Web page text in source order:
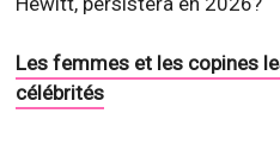
Les femmes et les copines
célébrités